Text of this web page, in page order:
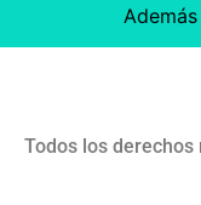
Todos los derechos